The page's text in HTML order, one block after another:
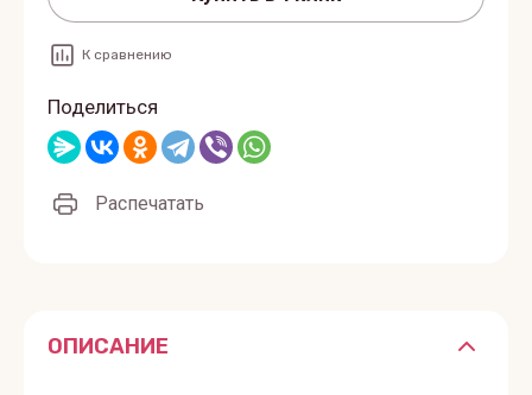
К сравнению
Поделиться
Распечатать
ОПИСАНИЕ